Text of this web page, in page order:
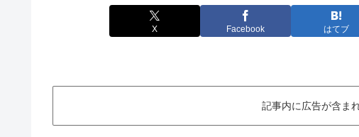
X Facebook はてブ
記事内に広告が含ま